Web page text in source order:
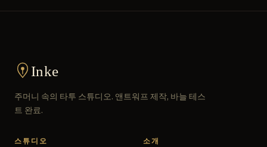
Inke
주머니 속의 타투 스튜디오. 앤트워프 제작, 바늘 테스
트 완료.
스튜디오 소개